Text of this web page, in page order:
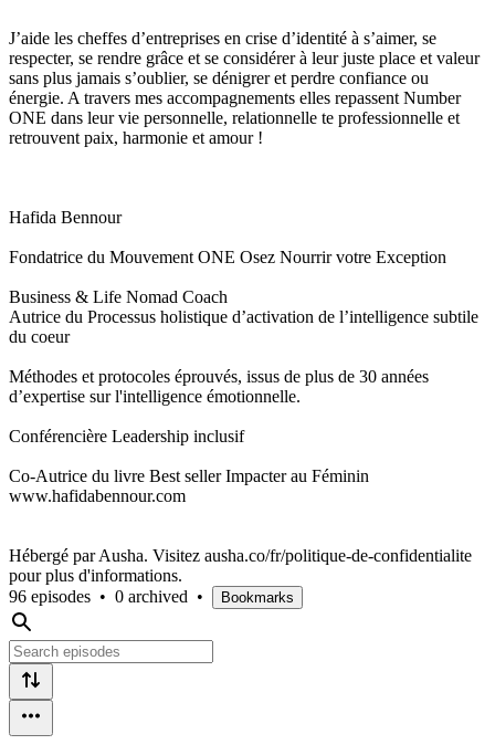
J’aide les cheffes d’entreprises en crise d’identité à s’aimer, se
respecter, se rendre grâce et se considérer à leur juste place et valeur
sans plus jamais s’oublier, se dénigrer et perdre confiance ou
énergie. A travers mes accompagnements elles repassent Number
ONE dans leur vie personnelle, relationnelle te professionnelle et
retrouvent paix, harmonie et amour !
Hafida Bennour
Fondatrice du Mouvement ONE Osez Nourrir votre Exception
Business & Life Nomad Coach
Autrice du Processus holistique d’activation de l’intelligence subtile
du coeur
Méthodes et protocoles éprouvés, issus de plus de 30 années
d’expertise sur l'intelligence émotionnelle.
Conférencière Leadership inclusif
Co-Autrice du livre Best seller Impacter au Féminin
www.hafidabennour.com
Hébergé par Ausha. Visitez ausha.co/fr/politique-de-confidentialite
pour plus d'informations.
96 episodes • 0 archived • Bookmarks